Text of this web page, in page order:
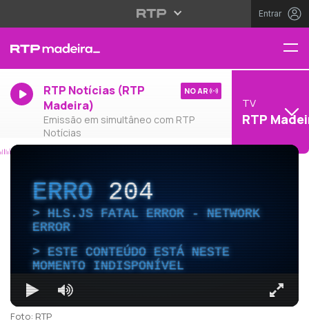
Entrar
RTP Notícias (RTP
Madeira)
Emissão em simultâneo com RTP
Notícias
NO AR
TV
RTP
ERRO204
HLS.JS FATAL ERROR - NETWORK
ERROR
ESTE CONTEÚDO ESTÁ NESTE
MOMENTO INDISPONÍVEL
Foto: RTP